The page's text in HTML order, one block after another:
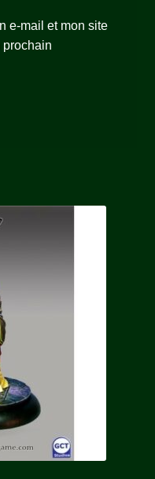
e-mail et mon site
prochain